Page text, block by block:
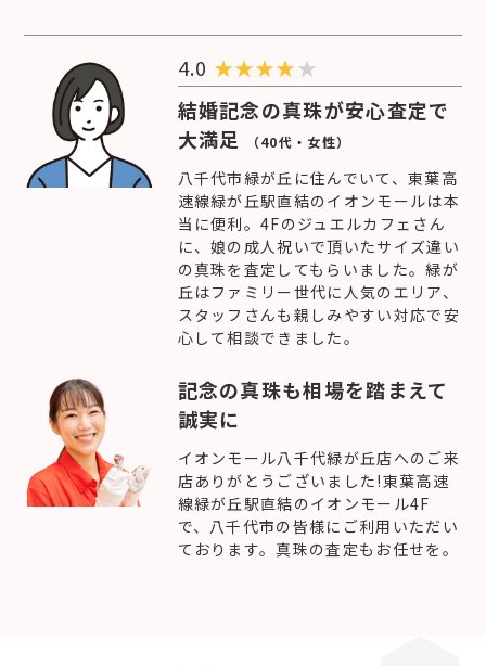
4.0 ★★★★★
結婚記念の真珠が安心査定で
大満足
（40代・女性）
八千代市緑が丘に住んでいて、東葉高
速線緑が丘駅直結のイオンモールは本
当に便利。4Fのジュエルカフェさん
に、娘の成人祝いで頂いたサイズ違い
の真珠を査定してもらいました。緑が
丘はファミリー世代に人気のエリア、
スタッフさんも親しみやすい対応で安
心して相談できました。
記念の真珠も相場を踏まえて
誠実に
イオンモール八千代緑が丘店へのご来
店ありがとうございました!東葉高速
線緑が丘駅直結のイオンモール4F
で、八千代市の皆様にご利用いただい
ております。真珠の査定もお任せを。